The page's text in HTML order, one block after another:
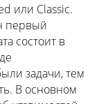
или Classic.
первый
состоит в
задачи, тем
В основном